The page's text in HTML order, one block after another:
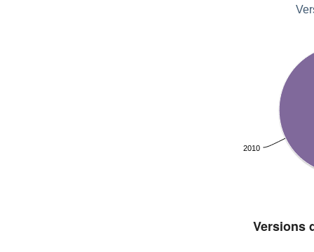
2010
Versions